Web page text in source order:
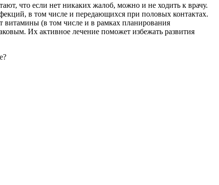
что если нет никаких жалоб, можно и не ходить к врачу.
в том числе и передающихся при половых контактах.
витамины (в том числе и в рамках планирования
Их активное лечение поможет избежать развития